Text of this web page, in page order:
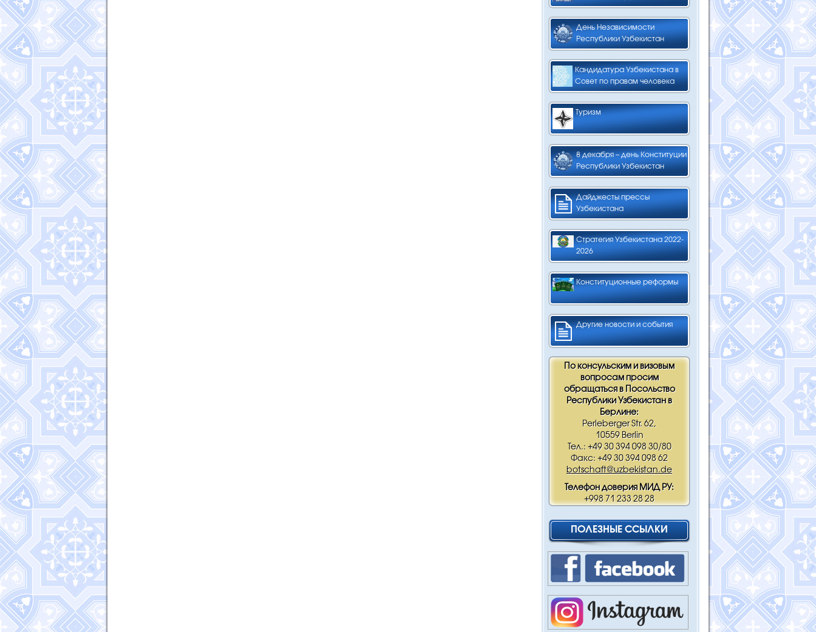
День Независимости
Республики Узбекистан
Кандидатура Узбекистана в
Совет по правам человека
Туризм
8 декабря – день Конституции
Республики Узбекистан
Дайджесты прессы
Узбекистана
Стратегия Узбекистана 2022-
2026
Конституционные реформы
Другие новости и события
По консульским и визовым
вопросам просим
обращаться в Посольство
Республики Узбекистан в
Берлине:
Perleberger Str. 62,
10559 Berlin
Тел.: +49 30 394 098 30/80
Факс: +49 30 394 098 62
botschaft@uzbekistan.de
Телефон доверия МИД РУ:
+998 71 233 28 28
ПОЛЕЗНЫЕ ССЫЛКИ